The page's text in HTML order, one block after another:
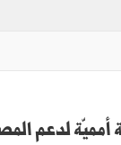
أمميّة لدعم